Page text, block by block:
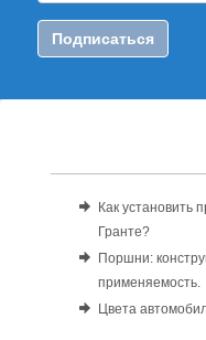
Подписаться
Как установить
Гранте?
Поршни:
применяемость.
Цвета